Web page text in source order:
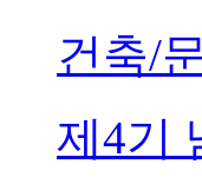
건축/
제4기